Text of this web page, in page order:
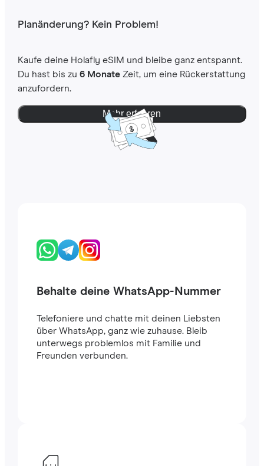
Planänderung? Kein Problem!
Kaufe deine Holafly eSIM und bleibe ganz entspannt.
Du hast bis zu 6 MonateZeit, um eine Rückerstattung
anzufordern.
Mehr erfahren
Behalte deine WhatsApp-Nummer
Telefoniere und chatte mit deinen Liebsten
über WhatsApp, ganz wie zuhause. Bleib
unterwegs problemlos mit Familie und
Freunden verbunden.